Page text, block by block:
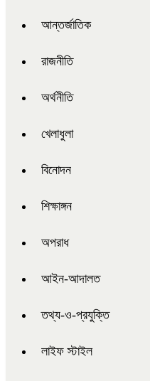
আন্তর্জাতিক
রাজনীতি
অর্থনীতি
খেলাধুলা
বিনোদন
শিক্ষাঙ্গন
অপরাধ
আইন-আদালত
তথ্য-ও-প্রযুক্তি
লাইফ স্টাইল